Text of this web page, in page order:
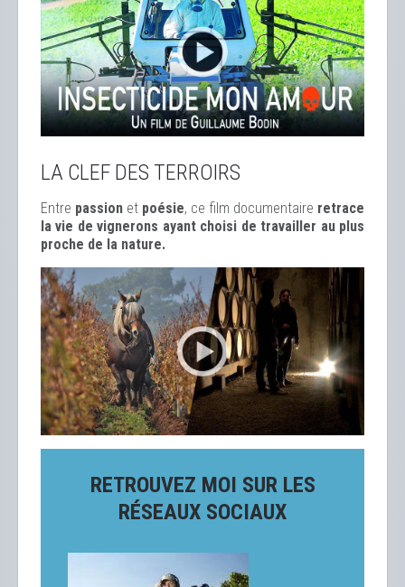
LA CLEF DES TERROIRS
Entre passion et poésie, ce film documentaire retrace
la vie de vignerons ayant choisi de travailler au plus
proche de la nature.
RETROUVEZ MOI SUR LES
RÉSEAUX SOCIAUX